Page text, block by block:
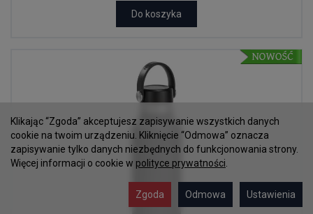
Do koszyka
Klikając “Zgoda” akceptujesz zapisywanie wszystkich danych
cookie na twoim urządzeniu. Kliknięcie “Odmowa” oznacza
zapisywanie tylko danych niezbędnych do funkcjonowania strony.
Więcej informacji o cookie w polityce prywatności
Ustawienia
Odmowa
Zgoda